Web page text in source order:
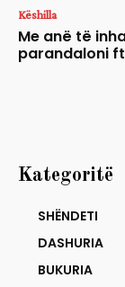
Këshilla
Me anë të
parandaloni
Kategoritë
SHËNDETI
DASHURIA
BUKURIA